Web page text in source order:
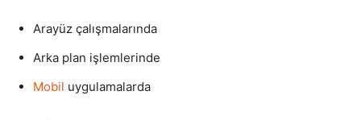
Arayüz çalışmalarında
Arka plan işlemlerinde
Mobil uygulamalarda